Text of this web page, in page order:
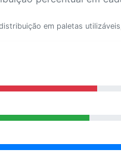
em paletas